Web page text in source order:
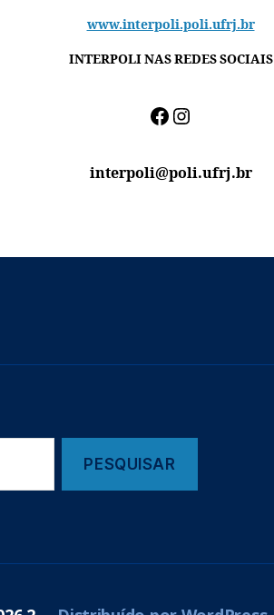
www.interpoli.poli.ufrj.br
INTERPOLI NAS REDES SOCIAIS
Facebook
Instagram
interpoli@poli.ufrj.br